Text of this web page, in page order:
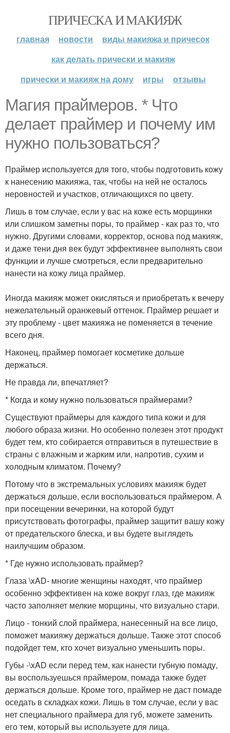
ПРИЧЕСКА И МАКИЯЖ
главная новости
виды макияжа и причесок
как делать прически и макияж
прически и макияж на дому
игры отзывы
Магия праймеров. * Что
делает праймер и почему им
нужно пользоваться?
Праймер используется для того, чтобы подготовить кожу
к нанесению макияжа, так, чтобы на ней не осталось
неровностей и участков, отличающихся по цвету.
Лишь в том случае, если у вас на коже есть морщинки
или слишком заметны поры, то праймер - как раз то, что
нужно. Другими словами, корректор, основа под макияж,
и даже тени дня век будут эффективнее выполнять свои
функции и лучше смотреться, если предварительно
нанести на кожу лица праймер.
Иногда макияж может окисляться и приобретать к вечеру
нежелательный оранжевый оттенок. Праймер решает и
эту проблему - цвет макияжа не поменяется в течение
всего дня.
Наконец, праймер помогает косметике дольше
держаться.
Не правда ли, впечатляет?
* Когда и кому нужно пользоваться праймерами?
Существуют праймеры для каждого типа кожи и для
любого образа жизни. Но особенно полезен этот продукт
будет тем, кто собирается отправиться в путешествие в
страны с влажным и жарким или, напротив, сухим и
холодным климатом. Почему?
Потому что в экстремальных условиях макияж будет
держаться дольше, если воспользоваться праймером. А
при посещении вечеринки, на которой будут
присутствовать фотографы, праймер защитит вашу кожу
от предательского блеска, и вы будете выглядеть
наилучшим образом.
* Где нужно использовать праймер?
Глаза \xAD- многие женщины находят, что праймер
особенно эффективен на коже вокруг глаз, где макияж
часто заполняет мелкие морщины, что визуально стари.
Лицо - тонкий слой праймера, нанесенный на все лицо,
поможет макияжу держаться дольше. Также этот способ
подойдет тем, кто хочет визуально уменьшить поры.
Губы -\xAD если перед тем, как нанести губную помаду,
вы воспользуешься праймером, помада также будет
держаться дольше. Кроме того, праймер не даст помаде
оседать в складках кожи. Лишь в том случае, если у вас
нет специального праймера для губ, можете заменить
его тем, который вы используете для лица.